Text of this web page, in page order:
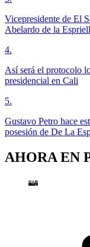
Vicepresidente de El
Abelardo de la
4.
Así será el protocolo
presidencial en Cali
5.
Gustavo Petro hace
posesión de De La
AHORA EN